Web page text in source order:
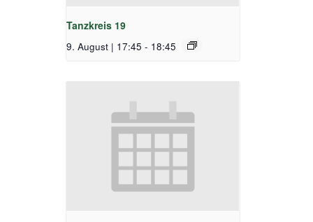
Tanzkreis 19
9. August | 17:45 - 18:45